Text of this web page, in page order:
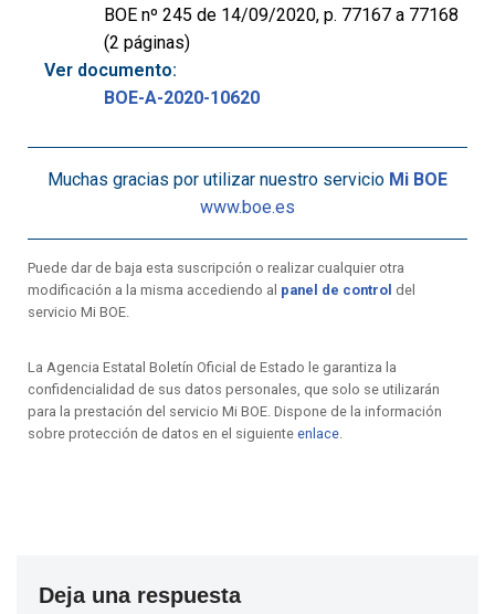
BOE nº 245 de 14/09/2020, p. 77167 a 77168
(2 páginas)
Ver documento:
BOE-A-2020-10620
Muchas gracias por utilizar nuestro servicio Mi BOE
www.boe.es
Puede dar de baja esta suscripción o realizar cualquier otra
modificación a la misma accediendo al panel de control del
servicio Mi BOE.
La Agencia Estatal Boletín Oficial de Estado le garantiza la
confidencialidad de sus datos personales, que solo se utilizarán
para la prestación del servicio Mi BOE. Dispone de la información
sobre protección de datos en el siguiente enlace
Deja una respuesta